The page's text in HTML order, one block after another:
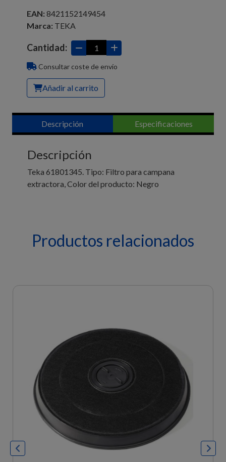
EAN: 8421152149454
Marca: TEKA
Cantidad:
Consultar coste de envío
Añadir al carrito
Descripción Especificaciones
Descripción
Teka 61801345. Tipo: Filtro para campana
extractora, Color del producto: Negro
Productos relacionados